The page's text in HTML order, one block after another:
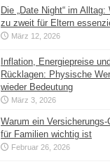
Die „Date Night“ im
zu zweit für Eltern
März 12, 2026
Inflation, Energiepreise
Rücklagen: Physische
wieder Bedeutung
März 3, 2026
Warum ein
für Familien wichtig ist
Februar 26, 2026